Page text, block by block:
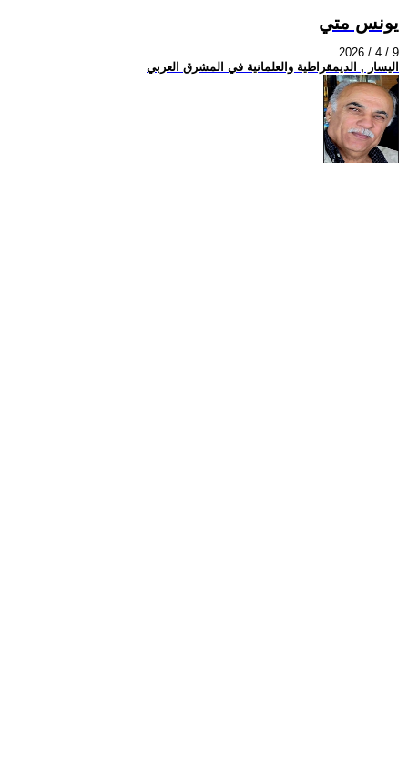
يونس متي
2026 / 4 / 9
اليسار , الديمقراطية والعلمانية في المشرق العربي